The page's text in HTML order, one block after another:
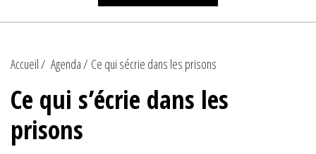
Accueil Agenda Ce qui sécrie dans les prisons
Ce qui s’écrie dans les
prisons